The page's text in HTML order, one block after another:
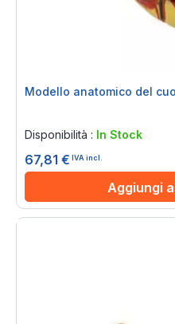
Modello anatomico del
Disponibilità : In Stock
67,81 € IVA incl.
Aggiungi